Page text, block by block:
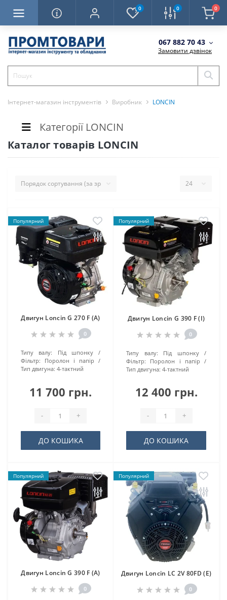
0 0 0
067 882 70 43
Замовити дзвінок
Інтернет-магазин інструментів Виробник LONCIN
Категорії LONCIN
Каталог товарів LONCIN
Популярний
Двигун Loncin G 270 F (А)
0
Типу валу:
Під шпонку
Фільтр:
Поролон і папір
Тип двигуна: 4-тактний
11 700 грн.
- +
ДО КОШИКА
Популярний
Двигун Loncin G 390 F (І)
0
Типу валу:
Під шпонку
Фільтр:
Поролон і папір
Тип двигуна: 4-тактний
12 400 грн.
- +
ДО КОШИКА
Популярний
Двигун Loncin G 390 F (А)
0
Популярний
Двигун Loncin LC 2V 80FD (E)
0